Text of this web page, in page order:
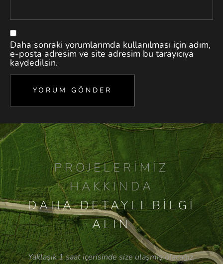
Daha sonraki yorumlarımda kullanılması için adım,
e-posta adresim ve site adresim bu tarayıcıya
kaydedilsin.
PROJELERIMIZ
HAKKINDA
DAHA DETAYLI BILGI
ALIN
Yaklaşık 1 saat içerisinde size ulaşmış olacağız.